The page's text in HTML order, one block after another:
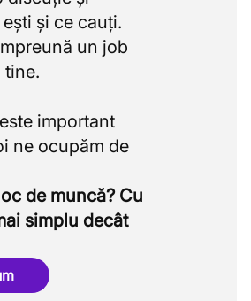
și ce cauți.
un job
important
ne ocupăm de
de muncă? Cu
simplu decât